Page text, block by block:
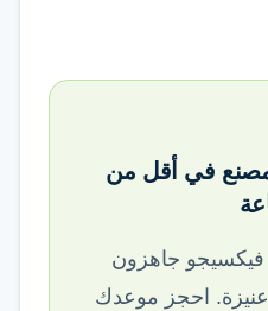
في أقل من
فيكسيجو جاهزون
احجز موعدك